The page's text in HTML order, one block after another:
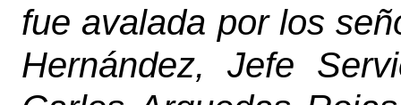
fue avalada por los
Hernández, Jefe